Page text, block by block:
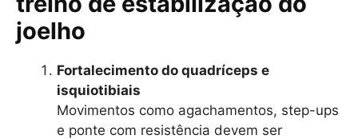
joelho
Fortalecimento do quadríceps e
isquiotibiais
Movimentos como agachamentos, step-ups
e ponte com resistência devem ser